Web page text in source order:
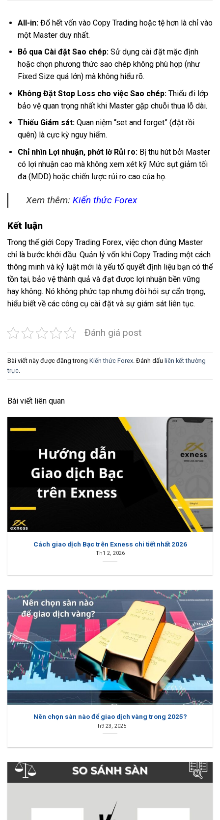
All-in:Đổ hết vốn vào Copy Trading hoặc tệ hơn là chỉ vào
một Master duy nhất.
Bỏ qua Cài đặt Sao chép:Sử dụng cài đặt mặc định
hoặc chọn phương thức sao chép không phù hợp (như
Fixed Size quá lớn) mà không hiểu rõ.
Không Đặt Stop Loss cho việc Sao chép:Thiếu đi lớp
bảo vệ quan trọng nhất khi Master gặp chuỗi thua lỗ dài.
Thiếu Giám sát:Quan niệm “set and forget” (đặt rồi
quên) là cực kỳ nguy hiểm.
Chỉ nhìn Lợi nhuận, phớt lờ Rủi ro:Bị thu hút bởi Master
có lợi nhuận cao mà không xem xét kỹ Mức sụt giảm tối
đa (MDD) hoặc chiến lược rủi ro cao của họ.
Xem thêm: Kiến thức Forex
Kết luận
Trong thế giới Copy Trading Forex, việc chọn đúng Master
chỉ là bước khởi đầu. Quản lý vốn khi Copy Trading một cách
thông minh và kỷ luật mới là yếu tố quyết định liệu bạn có thể
tồn tại, bảo vệ thành quả và đạt được lợi nhuận bền vững
hay không. Nó không phức tạp nhưng đòi hỏi sự cẩn trọng,
hiểu biết về các công cụ cài đặt và sự giám sát liên tục.
Đánh giá post
Bài viết này được đăng trong Kiến thức Forex . Đánh dấu liên kết thường
trực
Bài viết liên quan
Cách giao dịch Bạc trên Exness chi tiết nhất 2026
Th1 2, 2026
Nên chọn sàn nào để giao dịch vàng trong 2025?
Th9 23, 2025